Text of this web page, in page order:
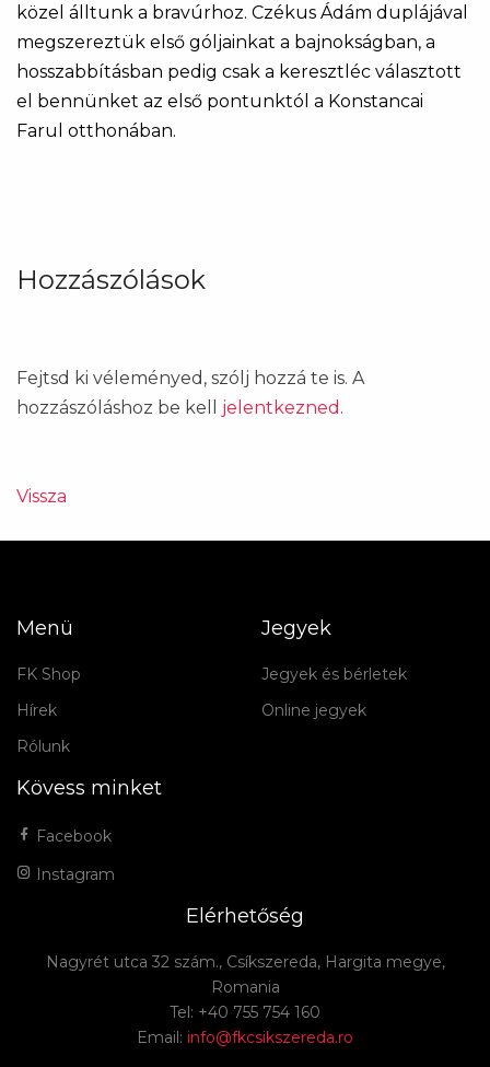
közel álltunk a bravúrhoz. Czékus Ádám duplájával
megszereztük első góljainkat a bajnokságban, a
hosszabbításban pedig csak a keresztléc választott
el bennünket az első pontunktól a Konstancai
Farul otthonában.
Hozzászólások
Fejtsd ki véleményed, szólj hozzá te is. A
hozzászóláshoz be kell jelentkezned .
Vissza
Menü
FK Shop
Hírek
Rólunk
Jegyek
Jegyek és bérletek
Online jegyek
Kövess minket
Facebook
Instagram
Elérhetőség
Nagyrét utca 32 szám., Csíkszereda, Hargita megye,
Romania
Tel: +40 755 754 160
Email: info@fkcsikszereda.ro